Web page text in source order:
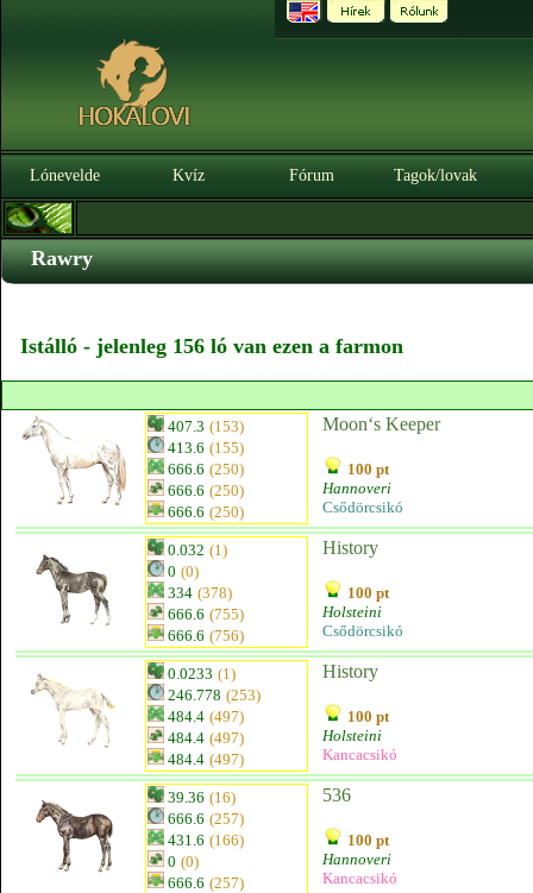
Lónevelde Kvíz Fórum Tagok/lovak
Rawry
Istálló - jelenleg 156 ló van ezen a farmon
407.3 (153)
413.6 (155)
666.6 (250)
666.6 (250)
666.6 (250)
Moon‘s Keeper
100 pt
Hannoveri
Csődörcsikó
0.032 (1)
0 (0)
334 (378)
666.6 (755)
666.6 (756)
History
100 pt
Holsteini
Csődörcsikó
0.0233 (1)
246.778 (253)
484.4 (497)
484.4 (497)
484.4 (497)
History
100 pt
Holsteini
Kancacsikó
39.36 (16)
666.6 (257)
431.6 (166)
0 (0)
666.6 (257)
536
100 pt
Hannoveri
Kancacsikó